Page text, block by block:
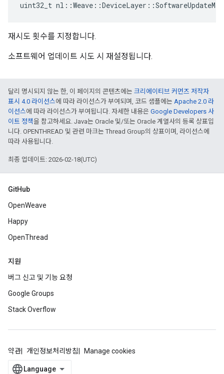
uint32_t
재시도 횟수를 지정합니다.
소프트웨어 업데이트 시도 시 재설정됩니다.
달리 명시되지 않는 한, 이 페이지의 콘텐츠에는 크리에이티브 커먼즈 저작자
표시 4.0 라이선스에 따라 라이선스가 부여되며, 코드 샘플에는 Apache 2.0 라
이선스에 따라 라이선스가 부여됩니다. 자세한 내용은 Google Developers 사
이트 정책을 참고하세요. Java는 Oracle 및/또는 Oracle 계열사의 등록 상표입
니다. OPENTHREAD 및 관련 마크는 Thread Group의 상표이며, 라이선스에
따라 사용됩니다.
최종 업데이트: 2026-02-18(UTC)
GitHub
OpenWeave
Happy
OpenThread
지원
버그 신고 및 기능 요청
Google Groups
Stack Overflow
약관 개인정보처리방침 Manage cookies